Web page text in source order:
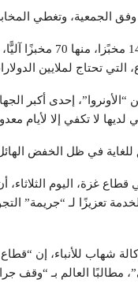
حيثُ يبلغ عدد المخابز
تحتاج لملايين
إحدى أكبر
لا تكفي إلا لأيام
في ظل الخفض
تعزيزًا لـ “جريمة”
شهاب للأنباء، إن “قطاع
مطالبًا العالم بـ “وقف